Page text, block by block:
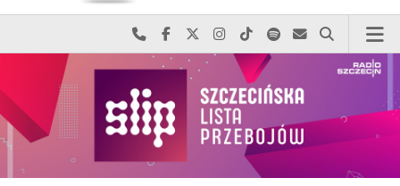
Najlepiej po prostu do nas zadzwoń
Odwiedź nas na Facebook-u
Odwiedź nas na X
Odwiedź nas na Instagram-ie
Odwiedź nas na TikTok-u
Szukaj nas na Spotify
Wyślij do nas
Szukaj